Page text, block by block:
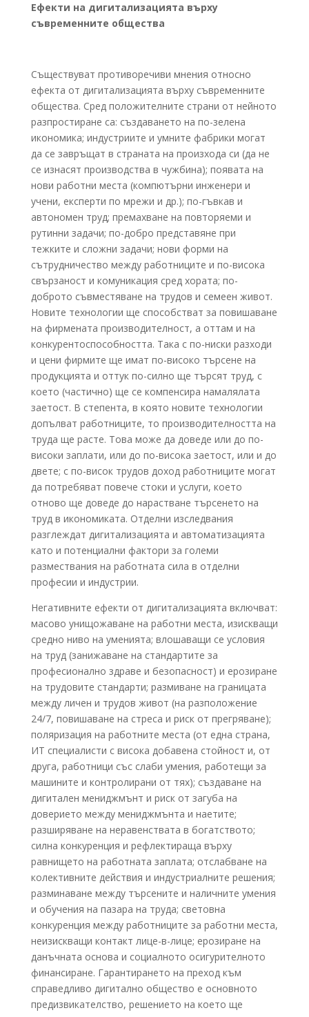
Ефекти на дигитализацията върху
съвременните общества
Съществуват противоречиви мнения относно
ефекта от дигитализацията върху съвременните
общества. Сред положителните страни от нейното
разпростиране са: създаването на по-зелена
икономика; индустриите и умните фабрики могат
да се завръщат в страната на произхода си (да не
се изнасят производства в чужбина); появата на
нови работни места (компютърни инженери и
учени, експерти по мрежи и др.); по-гъвкав и
автономен труд; премахване на повторяеми и
рутинни задачи; по-добро представяне при
тежките и сложни задачи; нови форми на
сътрудничество между работниците и по-висока
свързаност и комуникация сред хората; по-
доброто съвместяване на трудов и семеен живот.
Новите технологии ще способстват за повишаване
на фирмената производителност, а оттам и на
конкурентоспособността. Така с по-ниски разходи
и цени фирмите ще имат по-високо търсене на
продукцията и оттук по-силно ще търсят труд, с
което (частично) ще се компенсира намалялата
заетост. В степента, в която новите технологии
допълват работниците, то производителността на
труда ще расте. Това може да доведе или до по-
високи заплати, или до по-висока заетост, или и до
двете; с по-висок трудов доход работниците могат
да потребяват повече стоки и услуги, което
отново ще доведе до нарастване търсенето на
труд в икономиката. Отделни изследвания
разглеждат дигитализацията и автоматизацията
като и потенциални фактори за големи
размествания на работната сила в отделни
професии и индустрии.
Негативните ефекти от дигитализацията включват:
масово унищожаване на работни места, изискващи
средно ниво на уменията; влошаващи се условия
на труд (занижаване на стандартите за
професионално здраве и безопасност) и ерозиране
на трудовите стандарти; размиване на границата
между личен и трудов живот (на разположение
24/7, повишаване на стреса и риск от прегряване);
поляризация на работните места (от една страна,
ИТ специалисти с висока добавена стойност и, от
друга, работници със слаби умения, работещи за
машините и контролирани от тях); създаване на
дигитален мениджмънт и риск от загуба на
доверието между мениджмънта и наетите;
разширяване на неравенствата в богатството;
силна конкуренция и рефлектираща върху
равнището на работната заплата; отслабване на
колективните действия и индустриалните решения;
разминаване между търсените и наличните умения
и обучения на пазара на труда; световна
конкуренция между работниците за работни места,
неизискващи контакт лице-в-лице; ерозиране на
данъчната основа и социалното осигурителното
финансиране. Гарантирането на преход към
справедливо дигитално общество е основното
предизвикателство, решението на което ще